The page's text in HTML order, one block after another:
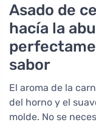
Asado de
hacía la
sabor
El aroma de la
del horno y el
molde. No se